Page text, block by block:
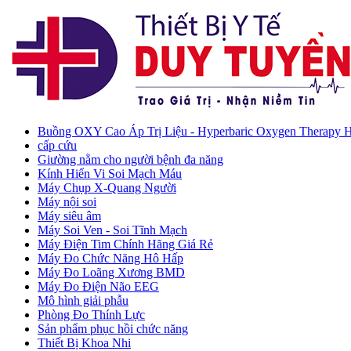
Buồng OXY Cao Áp Trị Liệu - Hyperbaric Oxygen Therapy
cấp cứu
Giường nằm cho người bệnh đa năng
Kính Hiển Vi Soi Mạch Máu
Máy Chụp X-Quang Người
Máy nội soi
Máy siêu âm
Máy Soi Ven - Soi Tĩnh Mạch
Máy Điện Tim Chính Hãng Giá Rẻ
Máy Đo Chức Năng Hô Hấp
Máy Đo Loãng Xương BMD
Máy Đo Điện Não EEG
Mô hình giải phẫu
Phòng Đo Thính Lực
Sản phẩm phục hồi chức năng
Thiết Bị Khoa Nhi